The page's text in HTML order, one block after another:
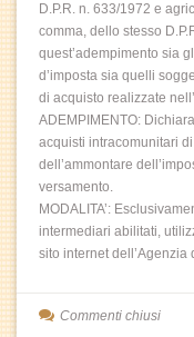
D.P.R. n. 633/1972 e
comma, dello stesso
quest’adempimento sia
d’imposta sia quelli
di acquisto realizzate
ADEMPIMENTO:
acquisti intracomunitari
dell’ammontare
versamento.
MODALITA’:
intermediari abilitati,
sito internet dell’Agenzia
Commenti chiusi